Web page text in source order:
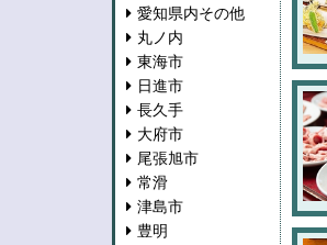
愛知県内その他
丸ノ内
東海市
日進市
長久手
大府市
尾張旭市
常滑
津島市
豊明